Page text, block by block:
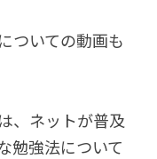
ついての動画も
、ネットが普及
勉強法について